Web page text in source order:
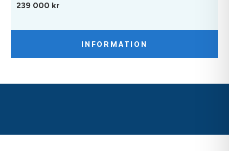
239 000 kr
INFORMATION